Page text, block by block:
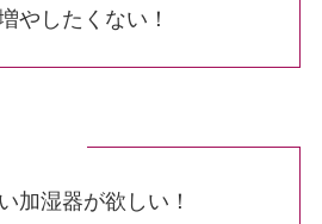
やしたくない！
加湿器が欲しい！